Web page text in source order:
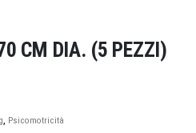
CM DIA. (5 PEZZI)
, Psicomotricità